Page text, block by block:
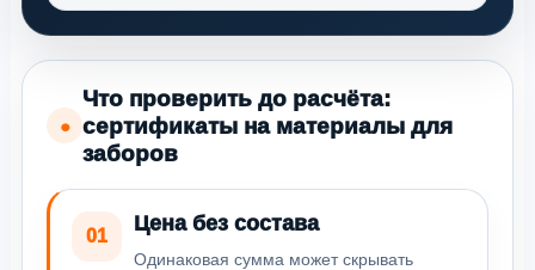
●
Что проверить до расчёта:
сертификаты на материалы для
заборов
01
Цена без состава
Одинаковая сумма может скрывать